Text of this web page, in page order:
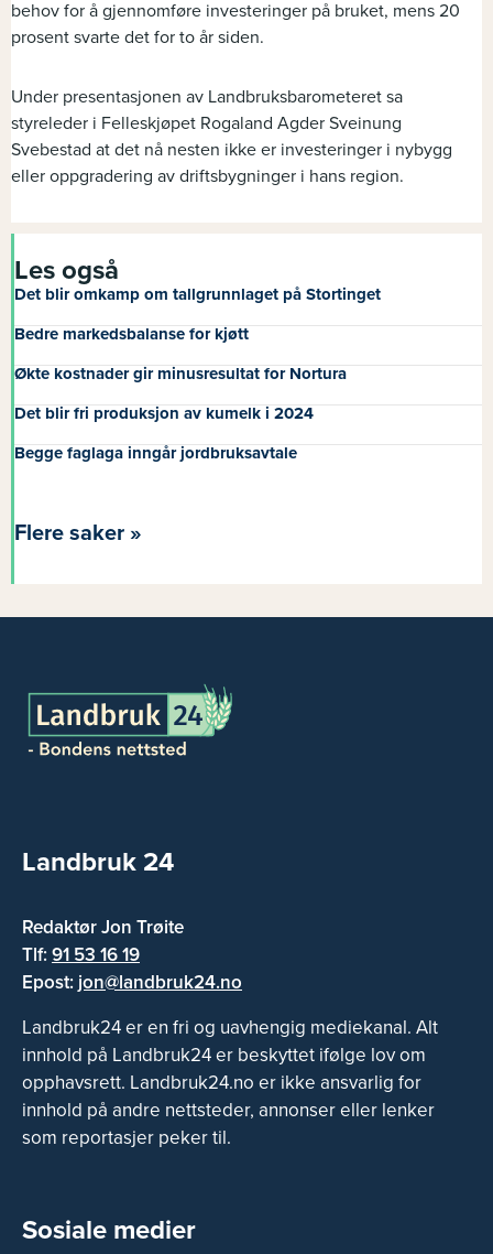
behov for å gjennomføre investeringer på bruket, mens 20
prosent svarte det for to år siden.
Under presentasjonen av Landbruksbarometeret sa
styreleder i Felleskjøpet Rogaland Agder Sveinung
Svebestad at det nå nesten ikke er investeringer i nybygg
eller oppgradering av driftsbygninger i hans region.
Les også
Det blir omkamp om tallgrunnlaget på Stortinget
Bedre markedsbalanse for kjøtt
Økte kostnader gir minusresultat for Nortura
Det blir fri produksjon av kumelk i 2024
Begge faglaga inngår jordbruksavtale
Flere saker »
Landbruk 24
Redaktør Jon Trøite
Tlf:91 53 16 19
Epost: jon@landbruk24.no
Landbruk24 er en fri og uavhengig mediekanal. Alt
innhold på Landbruk24 er beskyttet ifølge lov om
opphavsrett. Landbruk24.no er ikke ansvarlig for
innhold på andre nettsteder, annonser eller lenker
som reportasjer peker til.
Sosiale medier